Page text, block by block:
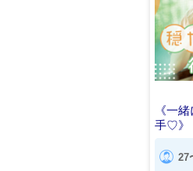
《一
手♡》
27